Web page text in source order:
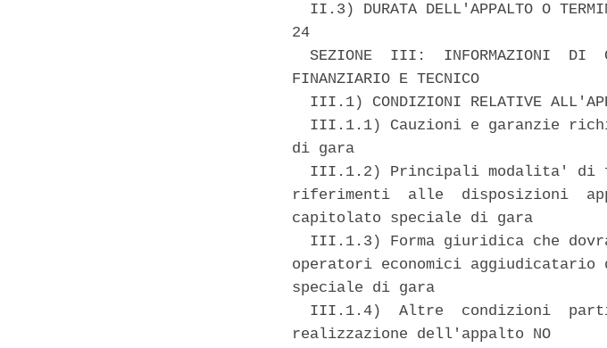
II.3) DURATA DELL'APPALTO O
24
SEZIONE  III:  INFORMAZIONI  DI
FINANZIARIO E TECNICO
III.1) CONDIZIONI RELATIVE
III.1.1) Cauzioni e garanzie
di gara
III.1.2) Principali modalita' di
riferimenti  alle  disposizioni
capitolato speciale di gara
III.1.3) Forma giuridica che
operatori economici
speciale di gara
III.1.4)  Altre  condizioni
realizzazione dell'appalto NO